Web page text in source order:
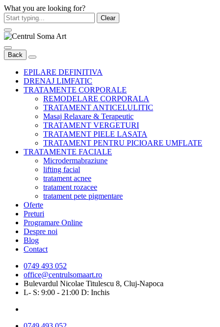
What you are looking for?
Clear
Back
EPILARE DEFINITIVA
DRENAJ LIMFATIC
TRATAMENTE CORPORALE
REMODELARE CORPORALA
TRATAMENT ANTICELULITIC
Masaj Relaxare & Terapeutic
TRATAMENT VERGETURI
TRATAMENT PIELE LASATA
TRATAMENT PENTRU PICIOARE UMFLATE
TRATAMENTE FACIALE
Microdermabraziune
lifting facial
tratament acnee
tratament rozacee
tratament pete pigmentare
Oferte
Preturi
Programare Online
Despre noi
Blog
Contact
0749 493 052
office@centrulsomaart.ro
Bulevardul Nicolae Titulescu 8, Cluj-Napoca
L- S: 9:00 - 21:00 D: Inchis